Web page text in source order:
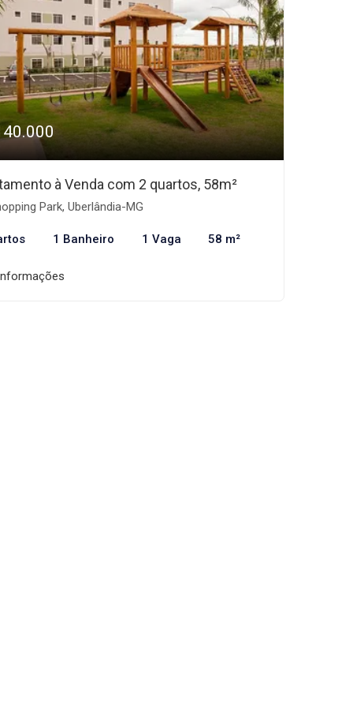
à Venda com 2 quartos, 58m²
Park, Uberlândia-MG
1 Banheiro 1 Vaga 58 m²